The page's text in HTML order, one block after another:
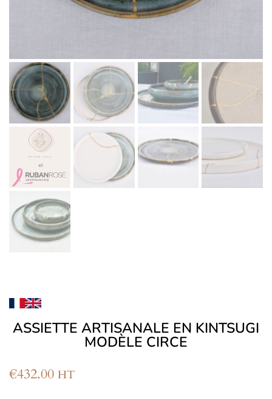
ASSIETTE ARTISANALE EN KINTSUGI
MODÈLE CIRCE
€432.00 HT